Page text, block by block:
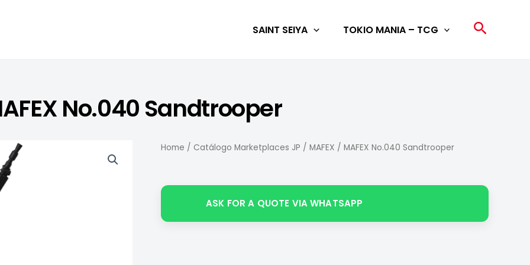
SAINT SEIYA TOKIO MANIA – TCG Search
No.040 Sandtrooper
Home /Catálogo Marketplaces JP /MAFEX / MAFEX No.040 Sandtrooper
ASK FOR A QUOTE VIA WHATSAPP